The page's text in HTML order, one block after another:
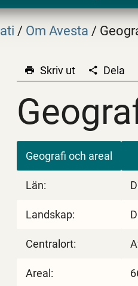
/ Om Avesta /
Skriv ut Dela
Geografi och areal
Län:
Landskap:
Centralort:
Areal: